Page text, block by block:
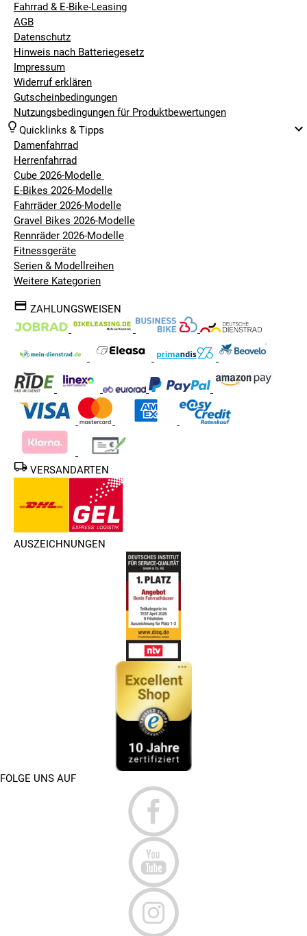
Fahrrad & E-Bike-Leasing
AGB
Datenschutz
Hinweis nach Batteriegesetz
Impressum
Widerruf erklären
Gutscheinbedingungen
Nutzungsbedingungen für Produktbewertungen
Quicklinks & Tipps
Damenfahrrad
Herrenfahrrad
Cube 2026-Modelle
E-Bikes 2026-Modelle
Fahrräder 2026-Modelle
Gravel Bikes 2026-Modelle
Rennräder 2026-Modelle
Fitnessgeräte
Serien & Modellreihen
Weitere Kategorien
ZAHLUNGSWEISEN
VERSANDARTEN
AUSZEICHNUNGEN
FOLGE UNS AUF